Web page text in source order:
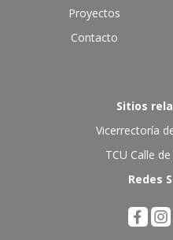
Proyectos
Contacto
Sitios
Vicerrectoría
TCU Calle
Redes